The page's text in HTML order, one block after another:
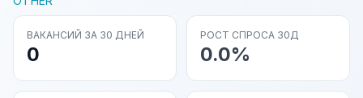
ВАКАНСИЙ ЗА 30 ДНЕЙ
0
РОСТ СПРОСА 30Д
0.0%